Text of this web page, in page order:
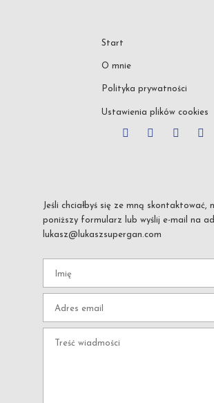
Start
O mnie
Polityka prywatności
Ustawienia plików cookies
Jeśli chciałbyś się ze mną skontaktować,
poniższy formularz lub wyślij e-mail na
lukasz@lukaszsupergan.com